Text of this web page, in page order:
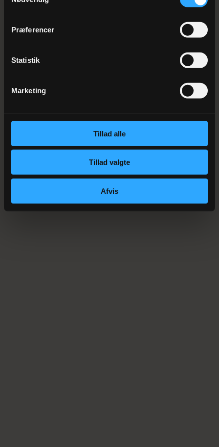
Præferencer
Statistik
Marketing
Tillad alle
Tillad valgte
Afvis